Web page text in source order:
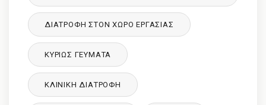
ΔΙΑΤΡΟΦΉ ΣΤΟΝ ΧΏΡΟ ΕΡΓΑΣΊΑΣ
ΚΥΡΙΩΣ ΓΕΥΜΑΤΑ
ΚΛΙΝΙΚΉ ΔΙΑΤΡΟΦΉ